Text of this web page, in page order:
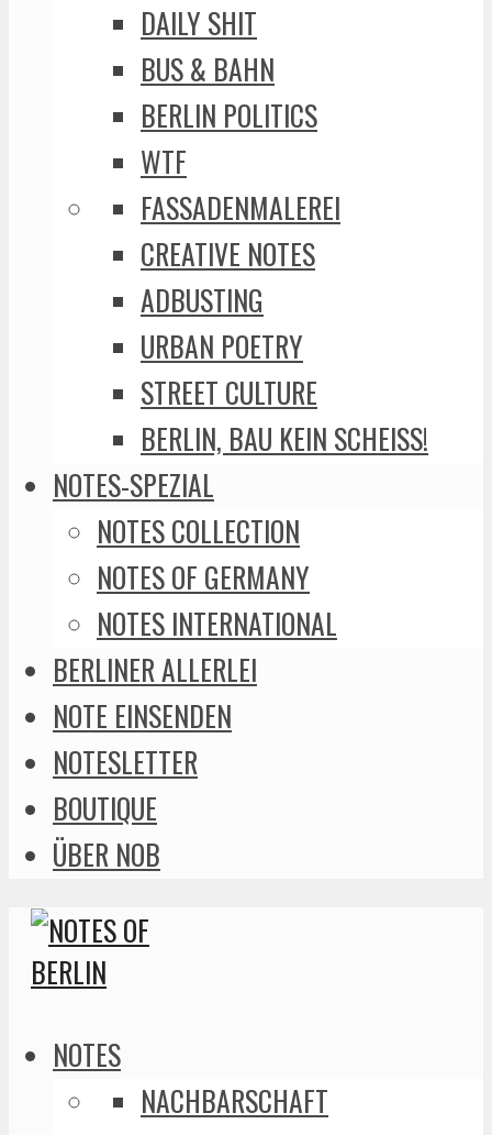
DAILY SHIT
BUS & BAHN
BERLIN POLITICS
WTF
FASSADENMALEREI
CREATIVE NOTES
ADBUSTING
URBAN POETRY
STREET CULTURE
BERLIN, BAU KEIN SCHEISS!
NOTES-SPEZIAL
NOTES COLLECTION
NOTES OF GERMANY
NOTES INTERNATIONAL
BERLINER ALLERLEI
NOTE EINSENDEN
NOTESLETTER
BOUTIQUE
ÜBER NOB
NOTES
NACHBARSCHAFT